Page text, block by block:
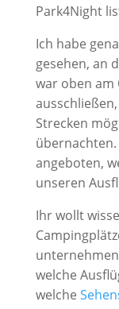
Park4Night
Ich habe
gesehen, an
war oben am
Strecken
angeboten,
unseren
Ihr wollt
welche
welche